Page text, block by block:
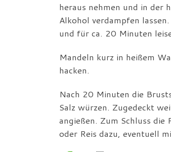
heraus nehmen und in der
Alkohol verdampfen
und für ca. 20 Minuten
Mandeln kurz in heißem
hacken.
Nach 20 Minuten die
Salz würzen. Zugedeckt
angießen. Zum Schluss
oder Reis dazu, eventuell